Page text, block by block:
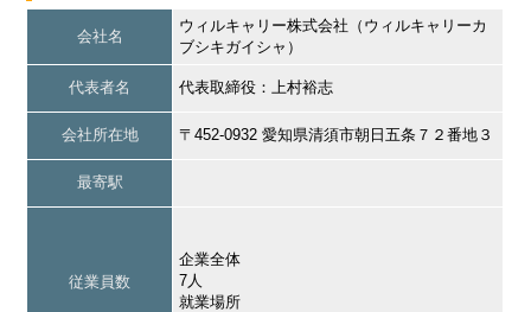
会社名
ウィルキャリー株式会社（ウィルキャリーカ
ブシキガイシャ）
代表者名 代表取締役：上村裕志
会社所在地 〒452-0932 愛知県清須市朝日五条７２番地３
最寄駅
従業員数
企業全体
7人
就業場所